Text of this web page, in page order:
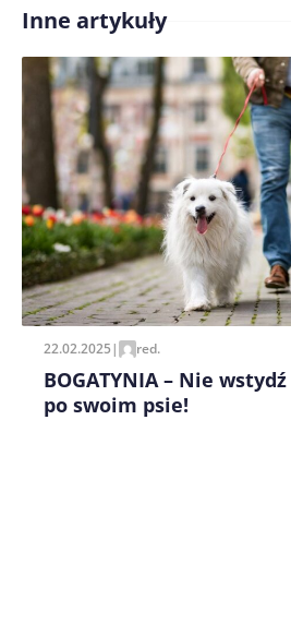
Treść komentarza*
Zapamiętaj moje dane w tej
pisania kolejnych
Inne artykuły
22.02.2025| red.
BOGATYNIA – Nie
po swoim psie!